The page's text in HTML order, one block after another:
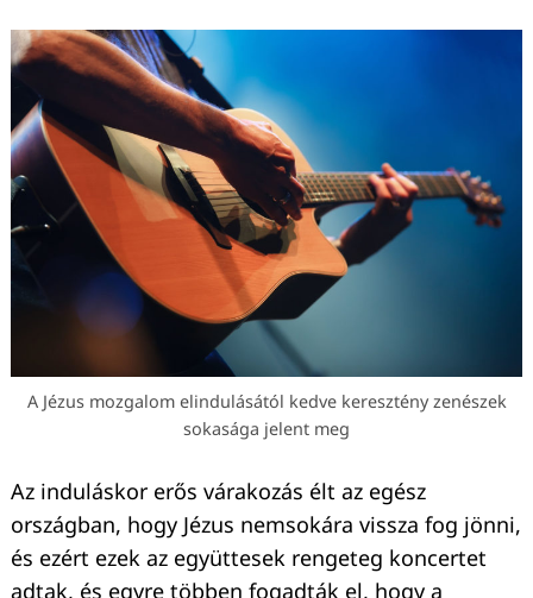
A Jézus mozgalom elindulásától kedve keresztény zenészek
sokasága jelent meg
Az induláskor erős várakozás élt az egész
országban, hogy Jézus nemsokára vissza fog jönni,
és ezért ezek az együttesek rengeteg koncertet
adtak, és egyre többen fogadták el, hogy a